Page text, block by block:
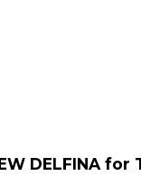
DELFINA for